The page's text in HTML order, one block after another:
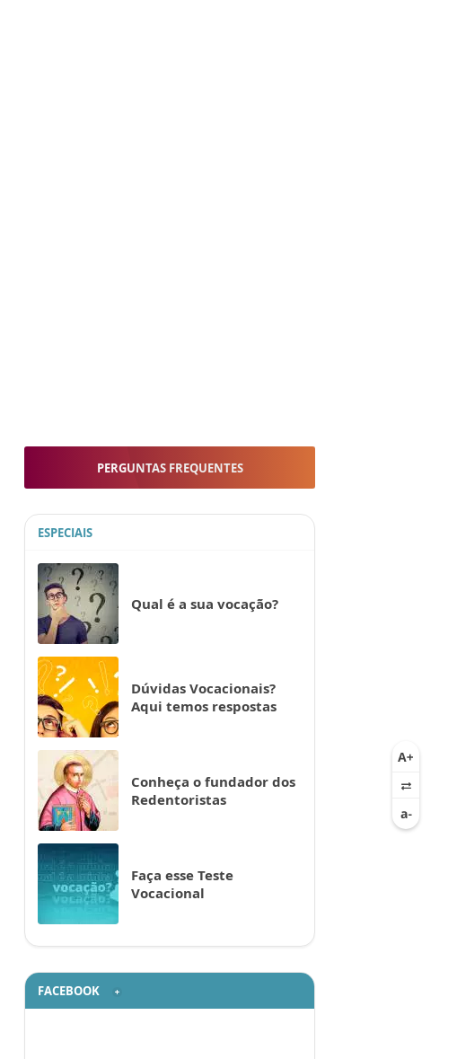
PERGUNTAS FREQUENTES
ESPECIAIS
Qual é a sua vocação?
Dúvidas Vocacionais?
Aqui temos respostas
Conheça o fundador dos
Redentoristas
Faça esse Teste
Vocacional
FACEBOOK